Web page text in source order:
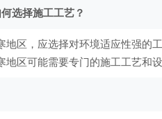
选择施工工艺？
地区，应选择对环境适应性强的
地区可能需要专门的施工工艺和设